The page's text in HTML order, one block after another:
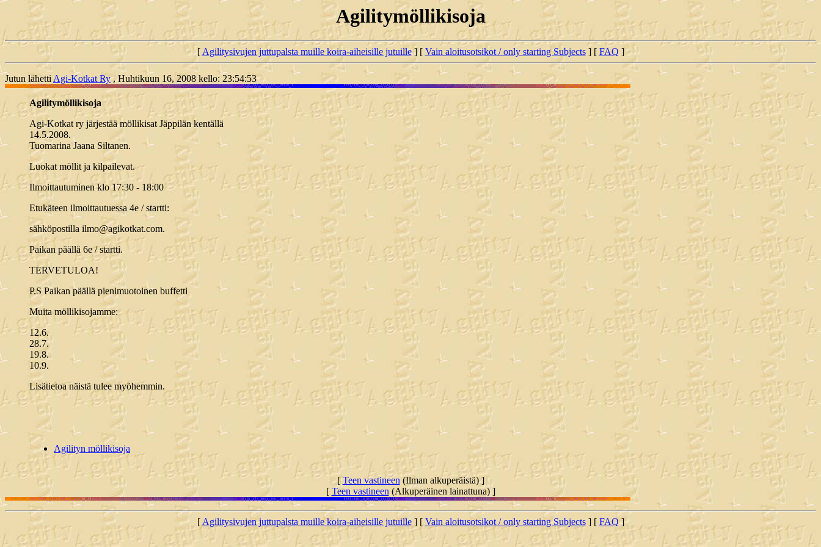
Agilitymöllikisoja
[Agilitysivujen juttupalsta muille koira-aiheisille jutuille] [ Vain aloitusotsikot / only starting Subjects] [ FAQ ]
Jutun lähettiAgi-Kotkat Ry, Huhtikuun 16, 2008 kello: 23:54:53
Agilitymöllikisoja
Agi-Kotkat ry järjestää möllikisat Jäppilän kentällä
14.5.2008.
Tuomarina Jaana Siltanen.
Luokat möllit ja kilpailevat.
Ilmoittautuminen klo 17:30 - 18:00
Etukäteen ilmoittautuessa 4e / startti:
sähköpostilla ilmo@agikotkat.com.
Paikan päällä 6e / startti.
TERVETULOA!
P.S Paikan päällä pienimuotoinen buffetti
Muita möllikisojamme:
12.6.
28.7.
19.8.
10.9.
Lisätietoa näistä tulee myöhemmin.
Agilityn möllikisoja
[Teen vastineen(Ilman alkuperäistä) ]
[ Teen vastineen(Alkuperäinen lainattuna) ]
[Agilitysivujen juttupalsta muille koira-aiheisille jutuille] [ Vain aloitusotsikot / only starting Subjects] [ FAQ]